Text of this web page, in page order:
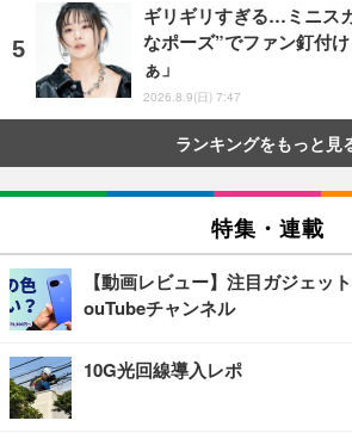
ギリギリすぎる…ミニス
なポーズ”でファン釘付
ぁ」
2026.8.9(日) 7:47
ランキングをもっと見
特集・連載
【動画レビュー】注目ガジェッ
ouTubeチャンネル
10G光回線導入レポ